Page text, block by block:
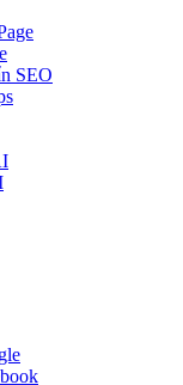
SEO